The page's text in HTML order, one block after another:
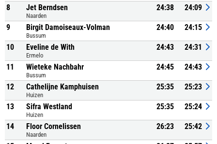
8 Jet Berndsen
Naarden
24:38 24:09
9 Birgit Damoiseaux-Volman
Bussum
24:40 24:15
10 Eveline de With
Ermelo
24:43 24:31
11 Wieteke Nachbahr
Bussum
24:45 24:43
12 Cathelijne Kamphuisen
Huizen
25:35 25:23
13 Sifra Westland
Huizen
25:35 25:24
14 Floor Cornelissen
Naarden
26:23 25:42